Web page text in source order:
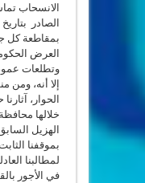
الانسحاب
بمقاطعة كل
العرض
وتطلعات
إلا أنه، ومن
الحوار،
خلالها
الهزيل
بموقفنا
لمطالبنا
في الأجور